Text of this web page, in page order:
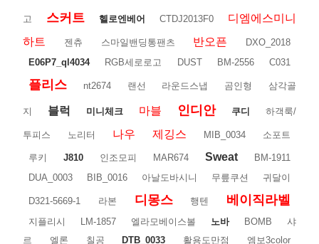
고 스커트 헬로엔베어 CTDJ2013F0
디엠에스미니
하트
젠츄 스마일밴딩통팬츠 반오픈
DXO_2018
E06P7_ql4034
RGB세로로고 DUST BM-2556 C031
플리스 nt2674 랜선 라운드스냅 곰인형 삼각골
지 블럭 미니체크 마블 인디안 쿠디 하객룩/
투피스 노리터 나우 제깅스 MIB_0034 소포트
루키 J810 인조모피 MAR674 Sweat
BM-1911
DUA_0003
BIB_0016 아날도바시니 무릎쿠션 귀달이
D321-5669-1 라본 디몽스 행텐 베이직라벨
지플리시 LM-1857 엘라모베이스볼 노바 BOMB
샤
르
엘론 칠공 DTB_0033 활용도만점
엠보3color